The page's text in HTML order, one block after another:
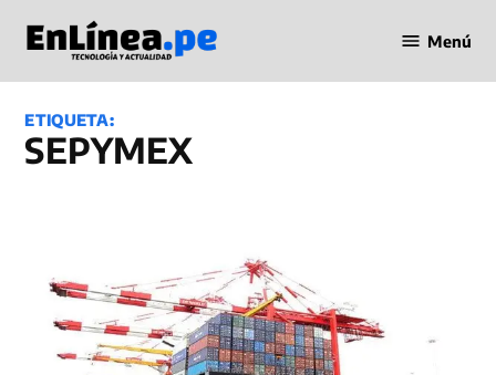
contenido
en Línea
Menú
ETIQUETA:
SEPYMEX